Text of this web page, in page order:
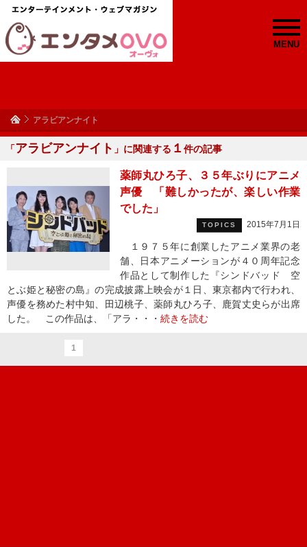
MENU
アラビアンナイト
「アラビアンナイト 」に関連する １ 件の記事
薬師丸ひろ子、３５年ぶりにアニメ
声優 「難しかったが、楽しい作業
でした」
TOPICS 2015年7月1日
１９７５年に創業したアニメ業界の老
舗、日本アニメーションが４０周年記念
作品として制作した『シンドバッド 空
とぶ姫と秘密の島』の完成披露上映会が１日、東京都内で行われ、
声優を務めた村中知、田辺桃子、薬師丸ひろ子、鹿賀丈史らが出席
した。 この作品は、「アラ・・・ 続きを読む
1